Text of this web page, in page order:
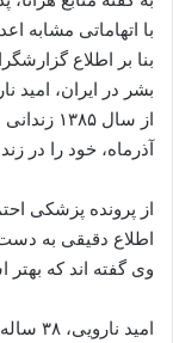
با اتهاماتی مشابه
بنا بر اطلاع
بشر در ایران، امید
از سال
آذرماه، خود را در
از پرونده پزشکی
اطلاع دقیقی به
وی گفته اند که